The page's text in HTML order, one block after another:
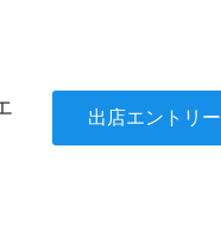
出店エントリー